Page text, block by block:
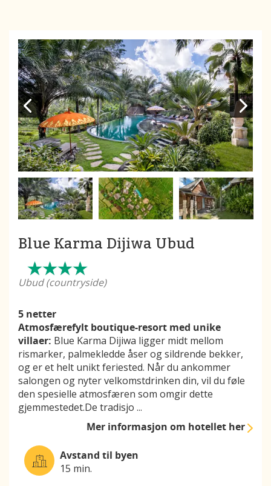
Blue Karma Dijiwa Ubud
Ubud (countryside)
5 netter
Atmosfærefylt boutique-resort med unike
villaer: Blue Karma Dijiwa ligger midt mellom
rismarker, palmekledde åser og sildrende bekker,
og er et helt unikt feriested. Når du ankommer
salongen og nyter velkomstdrinken din, vil du føle
den spesielle atmosfæren som omgir dette
gjemmestedet.De tradisjo ...
Mer informasjonom hotellet her
Avstand til byen
15 min.